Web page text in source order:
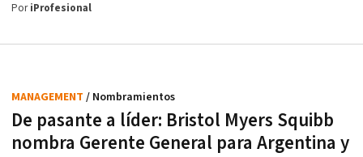
PoriProfesional
De pasante a líder: Bristol Myers Squibb
nombra Gerente General para Argentina y
MANAGEMENT / Nombramientos